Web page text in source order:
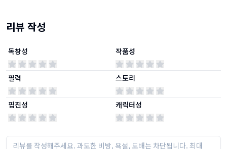
리뷰 작성
독창성
필력
핍진성
작품성
스토리
캐릭터성